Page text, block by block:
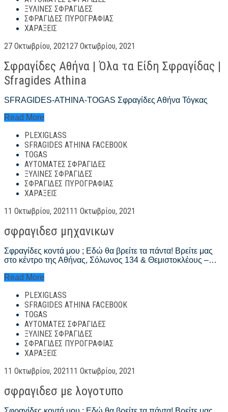
ξέρετε!ΞΎΛΙΝΕΣ ΣΦΡΑΓΊΔΕΣ
ΣΦΡΑΓΊΔΕΣ ΠΥΡΟΓΡΑΦΊΑΣ
ΧΑΡΆΞΕΙΣ
Posted
27 Οκτωβρίου, 202127 Οκτωβρίου, 2021
Σφραγίδες Αθήνα | Όλα τα Είδη Σφραγίδας |
Sfragides Athina
SFRAGIDES-ATHINA-TOGAS Σφραγίδες Αθήνα Τόγκας
Σφραγίδες
Όλα
Είδη
Σφραγίδας
Sfragides
Read More
PLEXIGLASS
SFRAGIDES ATHINA FACEBOOK
TOGAS
ΑΥΤΌΜΑΤΕΣ ΣΦΡΑΓΊΔΕΣ
ΞΎΛΙΝΕΣ ΣΦΡΑΓΊΔΕΣ
ΣΦΡΑΓΊΔΕΣ ΠΥΡΟΓΡΑΦΊΑΣ
ΧΑΡΆΞΕΙΣ
Posted
11 Οκτωβρίου, 2021 11 Οκτωβρίου, 2021
σφραγιδεσ μηχανικων
Σφραγίδες κοντά μου ; Εδώ θα βρείτε τα πάντα! Βρείτε μας
στο κέντρο της Αθήνας, Σόλωνος 134 & Θεμιστοκλέους –…
σφραγιδεσ
Read More
PLEXIGLASS
SFRAGIDES ATHINA FACEBOOK
TOGAS
ΑΥΤΌΜΑΤΕΣ ΣΦΡΑΓΊΔΕΣ
ΞΎΛΙΝΕΣ ΣΦΡΑΓΊΔΕΣ
ΣΦΡΑΓΊΔΕΣ ΠΥΡΟΓΡΑΦΊΑΣ
ΧΑΡΆΞΕΙΣ
Posted
11 Οκτωβρίου, 2021 11 Οκτωβρίου, 2021
σφραγιδεσ με λογοτυπο